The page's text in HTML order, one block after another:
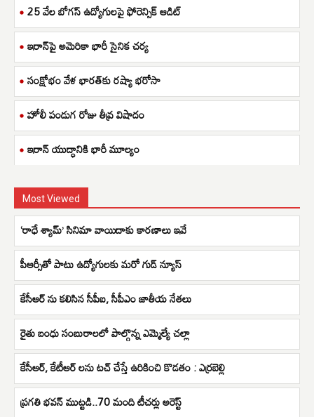
25 వేల బోగస్ ఉద్యోగులపై ఫోరెన్సిక్ ఆడిట్
ఇరాన్‌పై అమెరికా భారీ సైనిక చర్య
సంక్షోభం వేళ భారత్‌కు రష్యా భరోసా
హోలీ పండుగ రోజు తీవ్ర విషాదం
ఇరాన్ యుద్ధానికి భారీ మూల్యం
Most Viewed
‘రాధే శ్యామ్’ సినిమా వాయిదాకు కారణాలు ఇవే
పీఆర్సీతో పాటు ఉద్యోగులకు మరో గుడ్ న్యూస్
కేసీఆర్ ను కలిసిన సీపీఐ, సీపీఎం జాతీయ నేతలు
రైతు బంధు సంబురాలలో పాల్గొన్న ఎమ్మెల్యే చల్లా
కేసీఆర్, కేటీఆర్ లను టచ్ చేస్తే ఉరికించి కొడతం : ఎర్రబెల్లి
ప్రగతి భవన్ ముట్టడి..70 మంది టీచర్లు అరెస్ట్